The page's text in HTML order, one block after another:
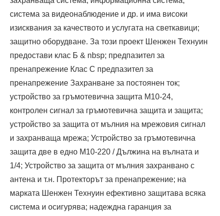
система за видеонаблюдение и др. и има високи
изисквания за качеството и услугата на светкавици;
защитно оборудване. За този проект Шенжен Технуин
предостави клас Б & nbsp; предпазител за
пренапрежение Клас С предпазител за
пренапрежение Захранване за постоянен ток;
устройство за гръмотевична защита М10-24,
контролен сигнал за гръмотевична защита и защита;
устройство за защита от мълния на мрежовия сигнал
и захранваща мрежа; Устройство за гръмотевична
защита две в едно М10-220 / Дължина на вълната и
1/4; Устройство за защита от мълния захранвано с
антена и т.н. Протекторът за пренапрежение; на
марката Шенжен Технуин ефективно защитава всяка
система и осигурява; надеждна гаранция за